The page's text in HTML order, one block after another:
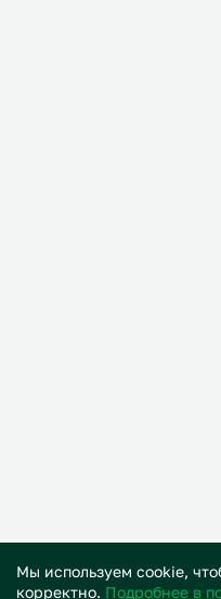
Мы используем cookie,
корректно. Подробнее в